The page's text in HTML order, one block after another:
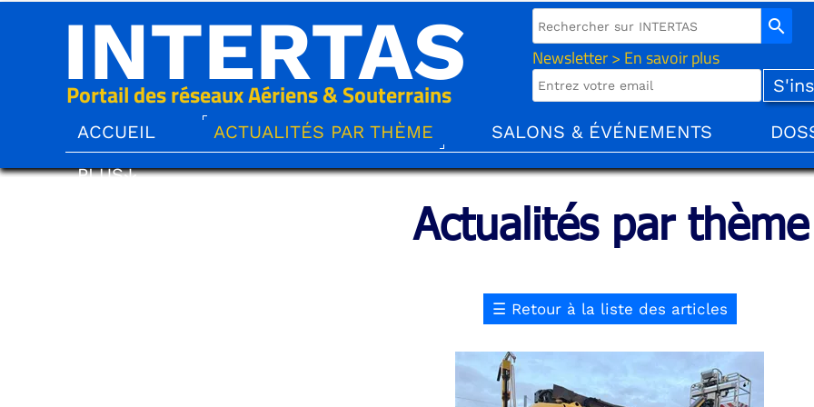
INTERTAS
Portail des réseaux Aériens & Souterrains
Newsletter > En savoir plus
search
ACCUEIL ACTUALITÉS PAR THÈME SALONS & ÉVÉNEMENTS
PLUS↓
Actualités par thème
☰ Retour à la liste des articles